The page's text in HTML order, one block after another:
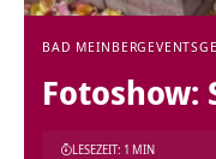
BAD MEINBERG EVENTS
Fotoshow:
LESEZEIT: 1 MIN